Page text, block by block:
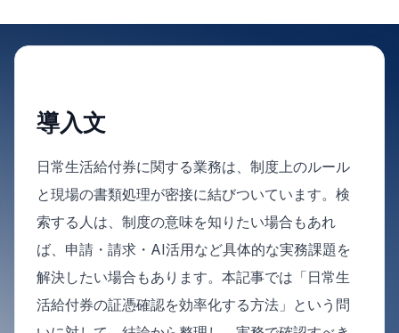
導入文
日常生活給付券に関する業務は、制度上のルール
と現場の書類処理が密接に結びついています。検
索する人は、制度の意味を知りたい場合もあれ
ば、申請・請求・AI活用など具体的な実務課題を
解決したい場合もあります。本記事では「日常生
活給付券の証憑確認を効率化する方法」という問